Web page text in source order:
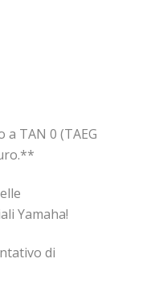
TAN 0 (TAEG
Yamaha!
di